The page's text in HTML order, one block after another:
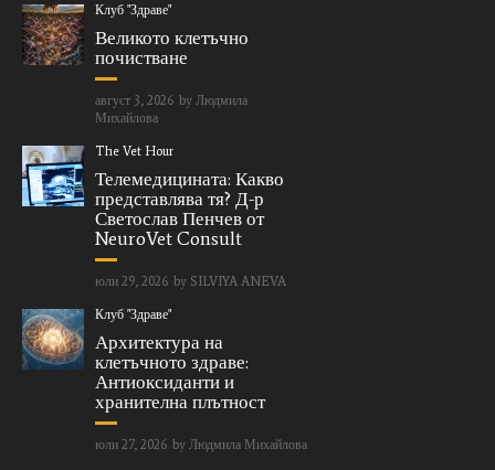
Клуб "Здраве"
Великото клетъчно
почистване
август 3, 2026 by Людмила
Михайлова
The Vet Hour
Телемедицината: Какво
представлява тя? Д-р
Светослав Пенчев от
NeuroVet Consult
юли 29, 2026 by SILVIYA ANEVA
Клуб "Здраве"
Архитектура на
клетъчното здраве:
Антиоксиданти и
хранителна плътност
юли 27, 2026 by Людмила Михайлова